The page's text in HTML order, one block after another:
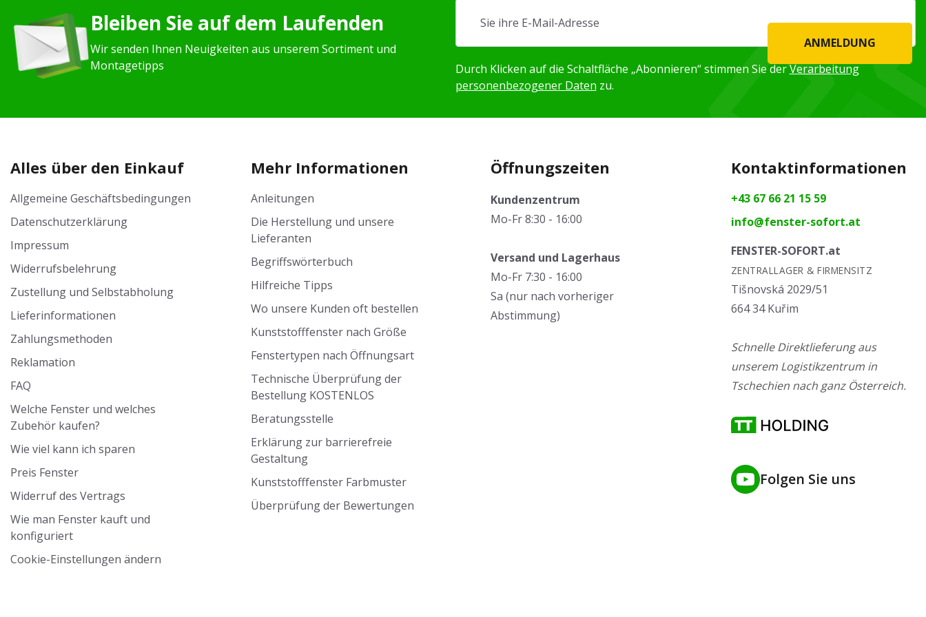
Bleiben Sie auf dem Laufenden
Wir senden Ihnen Neuigkeiten aus unserem Sortiment und
Montagetipps
ANMELDUNG
Durch Klicken auf die Schaltfläche „Abonnieren“ stimmen Sie derVerarbeitung
personenbezogener Daten zu.
Alles über den Einkauf
Allgemeine Geschäftsbedingungen
Datenschutzerklärung
Impressum
Widerrufsbelehrung
Zustellung und Selbstabholung
Lieferinformationen
Zahlungsmethoden
Reklamation
FAQ
Welche Fenster und welches
Zubehör kaufen?
Wie viel kann ich sparen
Preis Fenster
Widerruf des Vertrags
Wie man Fenster kauft und
konfiguriert
Cookie-Einstellungen ändern
Mehr Informationen
Anleitungen
Die Herstellung und unsere
Lieferanten
Begriffswörterbuch
Hilfreiche Tipps
Wo unsere Kunden oft bestellen
Kunststofffenster nach Größe
Fenstertypen nach Öffnungsart
Technische Überprüfung der
Bestellung KOSTENLOS
Beratungsstelle
Erklärung zur barrierefreie
Gestaltung
Kunststofffenster Farbmuster
Überprüfung der Bewertungen
Öffnungszeiten
Kundenzentrum
Mo-Fr 8:30 - 16:00
Versand und Lagerhaus
Mo-Fr 7:30 - 16:00
Sa (nur nach vorheriger
Abstimmung)
Kontaktinformationen
+43 67 66 21 15 59
info@fenster-sofort.at
FENSTER-SOFORT.at
ZENTRALLAGER & FIRMENSITZ
Tišnovská 2029/51
664 34 Kuřim
Schnelle Direktlieferung aus
unserem Logistikzentrum in
Tschechien nach ganz Österreich.
Folgen Sie uns